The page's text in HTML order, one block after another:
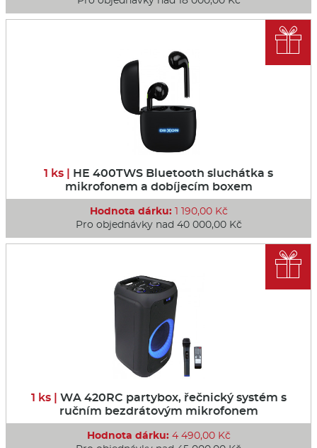
1 ks | HE 400TWS Bluetooth sluchátka s
mikrofonem a dobíjecím boxem
Hodnota dárku:1 190,00 Kč
Pro objednávky nad 40 000,00 Kč

1 ks | WA 420RC partybox, řečnický systém s
ručním bezdrátovým mikrofonem
Hodnota dárku:4 490,00 Kč
